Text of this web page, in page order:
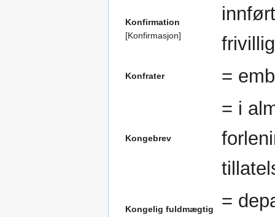
Konfirmation
[Konfirmasjon]
Konfrater =
Kongebrev
= i
Kongelig fuldmægtig
=